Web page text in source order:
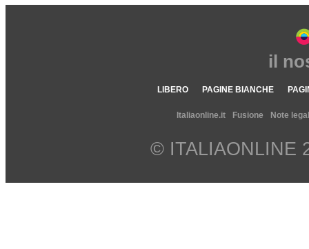
il
LIBERO PAGINE BIANCHE
Italiaonline.it Fusione Note
© ITALIAONLINE